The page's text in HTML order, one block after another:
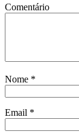
Comentário
Nome *
Email *